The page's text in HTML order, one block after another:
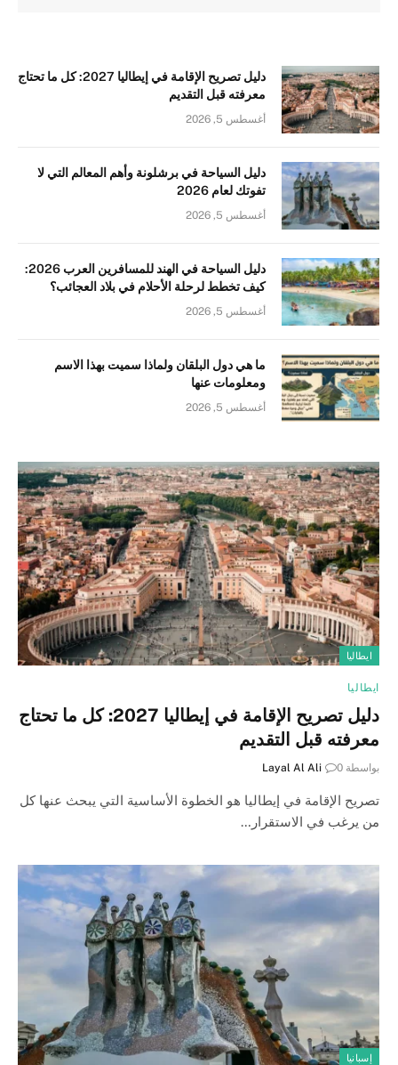
دليل تصريح الإقامة في إيطاليا 2027: كل ما تحتاج
معرفته قبل التقديم
أغسطس 5, 2026
دليل السياحة في برشلونة وأهم المعالم التي لا
تفوتك لعام 2026
أغسطس 5, 2026
دليل السياحة في الهند للمسافرين العرب 2026:
كيف تخطط لرحلة الأحلام في بلاد العجائب؟
أغسطس 5, 2026
ما هي دول البلقان ولماذا سميت بهذا الاسم
ومعلومات عنها
أغسطس 5, 2026
ايطاليا
ايطاليا
دليل تصريح الإقامة في إيطاليا 2027: كل ما تحتاج
معرفته قبل التقديم
بواسطة Layal Al Ali 0
تصريح الإقامة في إيطاليا هو الخطوة الأساسية التي يبحث عنها كل
من يرغب في الاستقرار…
إسبانيا